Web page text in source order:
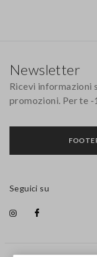
Newsletter
Ricevi informazioni
promozioni. Per te -
Seguici su